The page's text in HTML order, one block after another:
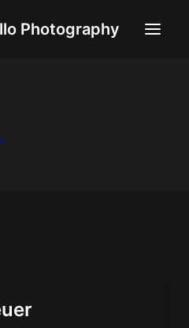
Photography
"Abstrakt"